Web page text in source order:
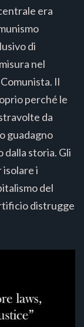
era
di
nel
Il
perché le
da
guadagno
storia. Gli
i
del
distrugge